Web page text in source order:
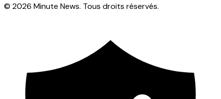
© 2026 Minute News. Tous droits réservés.